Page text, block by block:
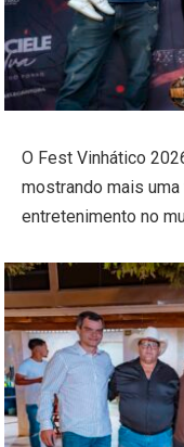
O Fest Vinhático
mostrando mais
entretenimento no